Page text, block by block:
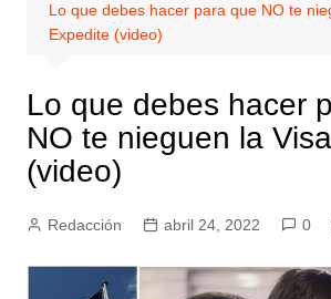
Lo que debes hacer para que NO te
Expedite (video)
Lo que debes hacer
NO te nieguen la
(video)
Redacción abril 24, 2022 0